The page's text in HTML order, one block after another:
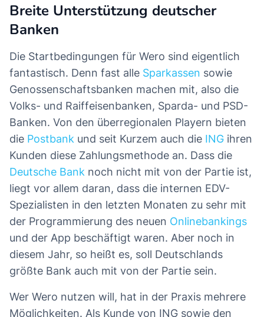
Breite Unterstützung deutscher
Banken
Die Startbedingungen für Wero sind eigentlich
fantastisch. Denn fast alle Sparkassen sowie
Genossenschaftsbanken machen mit, also die
Volks- und Raiffeisenbanken, Sparda- und PSD-
Banken. Von den überregionalen Playern bieten
die Postbank und seit Kurzem auch die ING ihren
Kunden diese Zahlungsmethode an. Dass die
Deutsche Bank noch nicht mit von der Partie ist,
liegt vor allem daran, dass die internen EDV-
Spezialisten in den letzten Monaten zu sehr mit
der Programmierung des neuen Onlinebankings
und der App beschäftigt waren. Aber noch in
diesem Jahr, so heißt es, soll Deutschlands
größte Bank auch mit von der Partie sein.
Wer Wero nutzen will, hat in der Praxis mehrere
Möglichkeiten. Als Kunde von ING sowie den